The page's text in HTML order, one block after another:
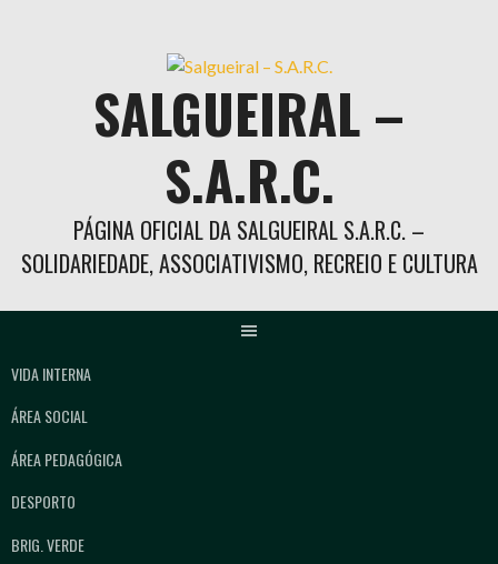
SALGUEIRAL –
S.A.R.C.
PÁGINA OFICIAL DA SALGUEIRAL S.A.R.C. –
SOLIDARIEDADE, ASSOCIATIVISMO, RECREIO E CULTURA
VIDA INTERNA
ÁREA SOCIAL
ÁREA PEDAGÓGICA
DESPORTO
BRIG. VERDE